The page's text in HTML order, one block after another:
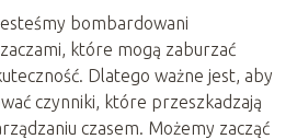
bombardowani
które mogą zaburzać
Dlatego ważne jest, aby
czynniki, które przeszkadzają
czasem. Możemy zacząć